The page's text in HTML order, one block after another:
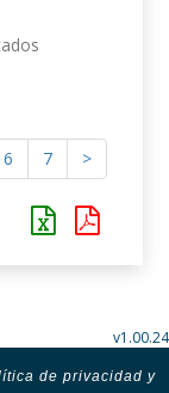
6 7 >
v1.00.24
de privacidad y